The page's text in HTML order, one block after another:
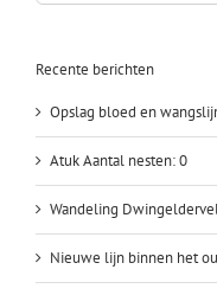
naar:
Recente berichten
Opslag bloed en
Atuk Aantal nesten: 0
Wandeling
Nieuwe lijn binnen het